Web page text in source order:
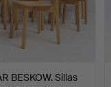
BESKOW. Sillas